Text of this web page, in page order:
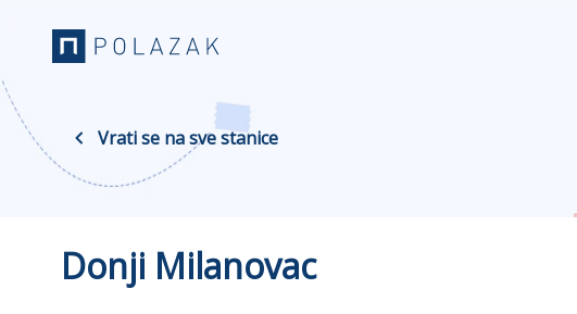
Vrati se na sve stanice
Donji Milanovac